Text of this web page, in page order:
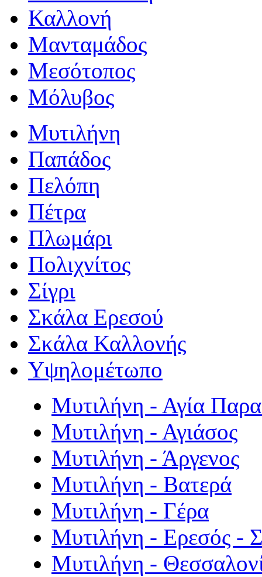
Καλλονή
Μανταμάδος
Μεσότοπος
Μόλυβος
Μυτιλήνη
Παπάδος
Πελόπη
Πέτρα
Πλωμάρι
Πολιχνίτος
Σίγρι
Σκάλα Ερεσού
Σκάλα Καλλονής
Υψηλομέτωπο
Μυτιλήνη - Αγία
Μυτιλήνη - Αγιάσος
Μυτιλήνη - Άργενος
Μυτιλήνη - Βατερά
Μυτιλήνη - Γέρα
Μυτιλήνη - Ερεσός -
Μυτιλήνη -